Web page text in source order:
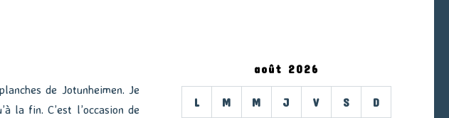
de Jotunheimen. Je
la fin. C’est l’occasion de
août 2026
L M M J V S D